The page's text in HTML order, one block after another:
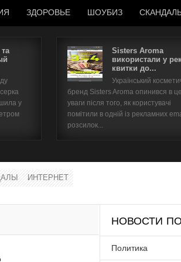
ЗДОРОВЬЕ ШОУБИЗ
у
Sisters Aroma
використали у
квитки до...
Український
бренд Sisters Aroma опинився в
уваги після того, як користувачі
помітили в одній із рекламних
розсилок...
ИНТЕРНЕТ
НОВОСТИ
Политика
Имя пользователя
Забыли имя пользователя?